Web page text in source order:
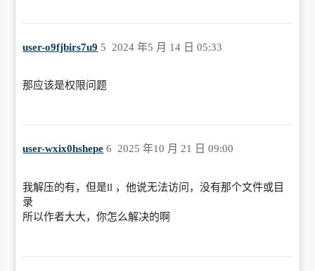
user-o9fjbirs7u9 2024 年5 月 14 日 05:33
5
那应该是权限问题
user-wxix0hshepe 2025 年10 月 21 日 09:00
6
我解压的有，但是ll ，他说无法访问，没有那个文件或目
录
所以作者大大，你怎么解决的啊